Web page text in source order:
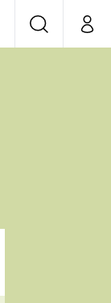
VyhledáváníMůj